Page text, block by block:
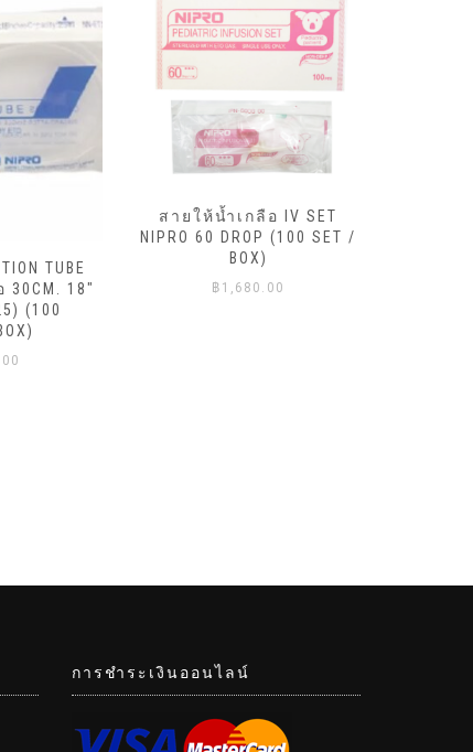
TUBE
18″
(100
สายให้น้ำเกลือ IV SET
NIPRO 60 DROP (100 SET /
BOX)
฿ 1,680.00
การชำระเงินออนไลน์